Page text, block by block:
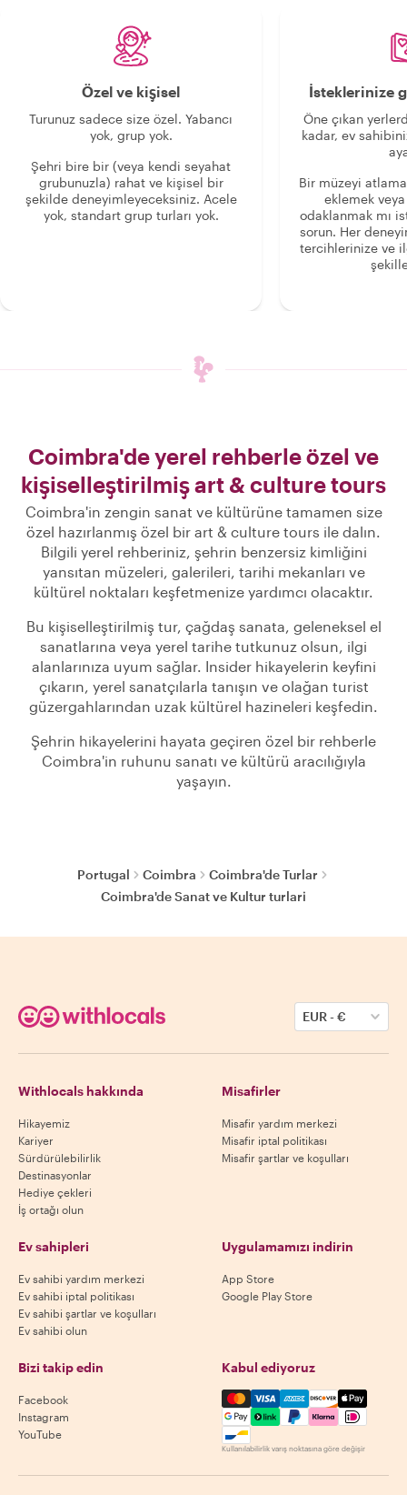
Özel ve kişisel
Turunuz sadece size özel. Yabancı
yok, grup yok.
Şehri bire bir (veya kendi seyahat
grubunuzla) rahat ve kişisel bir
şekilde deneyimleyeceksiniz. Acele
yok, standart grup turları yok.
İsteklerinize
Öne çıkan
kadar, ev
Bir müzeyi
eklemek
odaklanmak mı
sorun. Her
tercihlerinize ve
Coimbra'de yerel rehberle özel ve
kişiselleştirilmiş art & culture tours
Coimbra'in zengin sanat ve kültürüne tamamen size
özel hazırlanmış özel bir art & culture tours ile dalın.
Bilgili yerel rehberiniz, şehrin benzersiz kimliğini
yansıtan müzeleri, galerileri, tarihi mekanları ve
kültürel noktaları keşfetmenize yardımcı olacaktır.
Bu kişiselleştirilmiş tur, çağdaş sanata, geleneksel el
sanatlarına veya yerel tarihe tutkunuz olsun, ilgi
alanlarınıza uyum sağlar. Insider hikayelerin keyfini
çıkarın, yerel sanatçılarla tanışın ve olağan turist
güzergahlarından uzak kültürel hazineleri keşfedin.
Şehrin hikayelerini hayata geçiren özel bir rehberle
Coimbra'in ruhunu sanatı ve kültürü aracılığıyla
yaşayın.
Portugal Coimbra
Coimbra'de Turlar
Coimbra'de Sanat ve Kultur turlari
EUR-€
Withlocals hakkında
Hikayemiz
Kariyer
Sürdürülebilirlik
Destinasyonlar
Hediye çekleri
İş ortağı olun
Misafirler
Misafir yardım merkezi
Misafir iptal politikası
Misafir şartlar ve koşulları
Ev sahipleri
Ev sahibi yardım merkezi
Ev sahibi iptal politikası
Ev sahibi şartlar ve koşulları
Ev sahibi olun
Uygulamamızı indirin
App Store
Google Play Store
Bizi takip edin
Facebook
Instagram
YouTube
Kabul ediyoruz
Mastercard, Visa, Amex,
Kullanılabilirlik varış noktasına göre değişir